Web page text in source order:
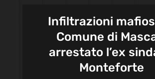
Infiltrazioni
Comune di
arrestato l’ex
Monteforte